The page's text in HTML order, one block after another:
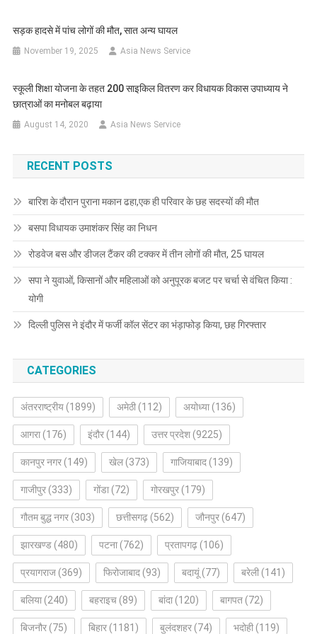
सड़क हादसे में पांच लोगों की मौत, सात अन्य घायल
November 19, 2025 Asia News Service
स्कूली शिक्षा योजना के तहत 200 साइकिल वितरण कर विधायक विकास उपाध्याय ने
छात्राओं का मनोबल बढ़ाया
August 14, 2020 Asia News Service
RECENT POSTS
बारिश के दौरान पुराना मकान ढहा,एक ही परिवार के छह सदस्यों की मौत
बसपा विधायक उमाशंकर सिंह का निधन
रोडवेज बस और डीजल टैंकर की टक्कर में तीन लोगों की मौत, 25 घायल
सपा ने युवाओं, किसानों और महिलाओं को अनुपूरक बजट पर चर्चा से वंचित किया :
योगी
दिल्ली पुलिस ने इंदौर में फर्जी कॉल सेंटर का भंड़ाफोड़ किया, छह गिरफ्तार
CATEGORIES
अंतरराष्ट्रीय(1899) अमेठी(112) अयोध्या(136)
आगरा(176) इंदौर(144) उत्तर प्रदेश(9225)
कानपुर नगर(149) खेल(373) गाजियाबाद(139)
गाजीपुर(333) गोंडा(72) गोरखपुर(179)
गौतम बुद्ध नगर(303) छत्तीसगढ़(562) जौनपुर(647)
झारखण्ड(480) पटना(762) प्रतापगढ़(106)
प्रयागराज(369) फिरोजाबाद(93) बदायूं(77) बरेली(141)
बलिया(240) बहराइच(89) बांदा(120) बागपत(72)
बिजनौर(75) बिहार(1181) बुलंदशहर(74) भदोही(119)